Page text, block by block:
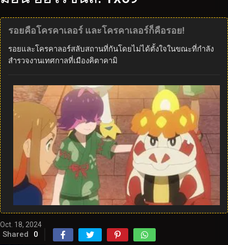
รอยคือโครคาเลอร์ และโครคาเลอร์ก็คือรอย!
รอยและโครคาลอร์สลับสถานที่กันโดยไม่ได้ตั้งใจในขณะที่กำลัง
สำรวจงานเทศกาลที่เมืองคิตาคามิ
Oct. 18, 2024
Shared 0